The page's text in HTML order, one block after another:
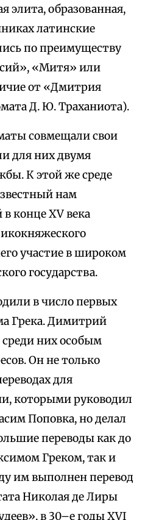
элита, образованная,
латинские
по преимуществу
«Митя» или
от «Дмитрия
Д. Ю. Траханиота).
совмещали свои
для них двумя
К этой же среде
нам
конце XV века
участие в широком
государства.
в число первых
Грека. Димитрий
среди них особым
Он не только
для
которыми руководил
Поповка, но делал
переводы как до
Греком, так и
им выполнен перевод
Николая де Лиры
в 30–е годы XVI